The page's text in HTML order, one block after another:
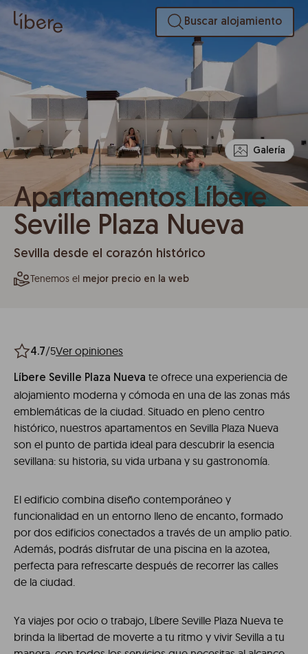
Buscar alojamiento
Galería
Apartamentos Líbere
Seville Plaza Nueva
Sevilla desde el corazón histórico
Tenemos el mejor precio en la web
4.7/5Ver opiniones
Líbere Seville Plaza Nueva te ofrece una experiencia de
alojamiento moderna y cómoda en una de las zonas más
emblemáticas de la ciudad. Situado en pleno centro
histórico, nuestros apartamentos en Sevilla Plaza Nueva
son el punto de partida ideal para descubrir la esencia
sevillana: su historia, su vida urbana y su gastronomía.
El edificio combina diseño contemporáneo y
funcionalidad en un entorno lleno de encanto, formado
por dos edificios conectados a través de un amplio patio.
Además, podrás disfrutar de una piscina en la azotea,
perfecta para refrescarte después de recorrer las calles
de la ciudad.
Ya viajes por ocio o trabajo, Líbere Seville Plaza Nueva te
brinda la libertad de moverte a tu ritmo y vivir Sevilla a tu